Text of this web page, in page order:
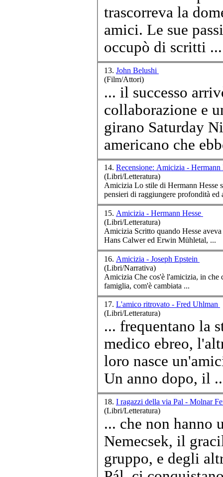
trascorreva la
amici. Le sue passioni erano incentrate sulla spiritualità: si
occupò di scritti ...
13. John Belushi
(Film/Attori)
... il successo
collaborazione e
girano Saturday
americano che
14. Recensione: Amicizia - Hermann
(Libri/Letteratura)
Amicizia Lo stile di Hermann Hesse si distingue per la sua rara capacità di coinvolgere noi giovani permettendo ai nostri
pensieri di raggiungere profondità ed
15.
Amicizia - Hermann Hesse
(Libri/Letteratura)
Amicizia Scritto quando Hesse aveva circa trent’anni (1907-1908), questo breve romanzo narra la storia di due giovani,
Hans Calwer ed Erwin Mühletal, ...
16. Amicizia - Joseph Epstein
(Libri/Narrativa)
Amici
zia Che cos'è l'amicizia, in che
famiglia, com'è cambiata ...
17.
L'amico ritrovato - Fred Uhlman
(Libri/Letteratura)
... frequentano la
medico ebreo,
loro nasce un'
Un anno dopo, il
18. I ragazzi della via Pal - Molnar
(Libri/Letteratura)
... che non hanno
Nemecsek, il
gruppo, e degli